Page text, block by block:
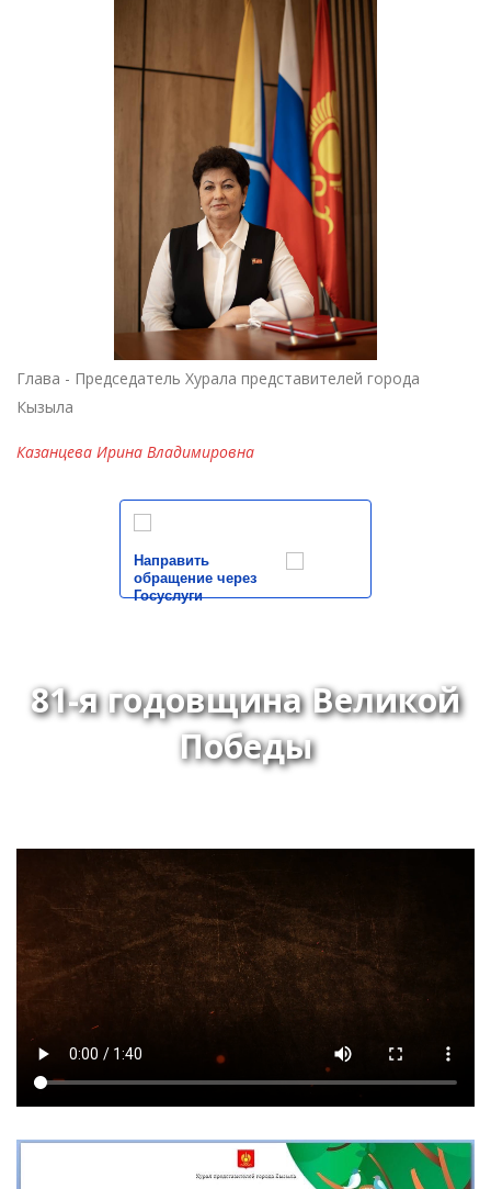
Глава - Председатель Хурала представителей города
Кызыла
Казанцева Ирина Владимировна
Направить
обращение через
Госуслуги
81-я годовщина Великой
Победы